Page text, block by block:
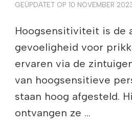
GEÜPDATET OP 10 NOVEMBER
Hoogsensitiviteit is de
gevoeligheid voor
ervaren via de
van hoogsensitieve
staan hoog afgesteld.
ontvangen ze …